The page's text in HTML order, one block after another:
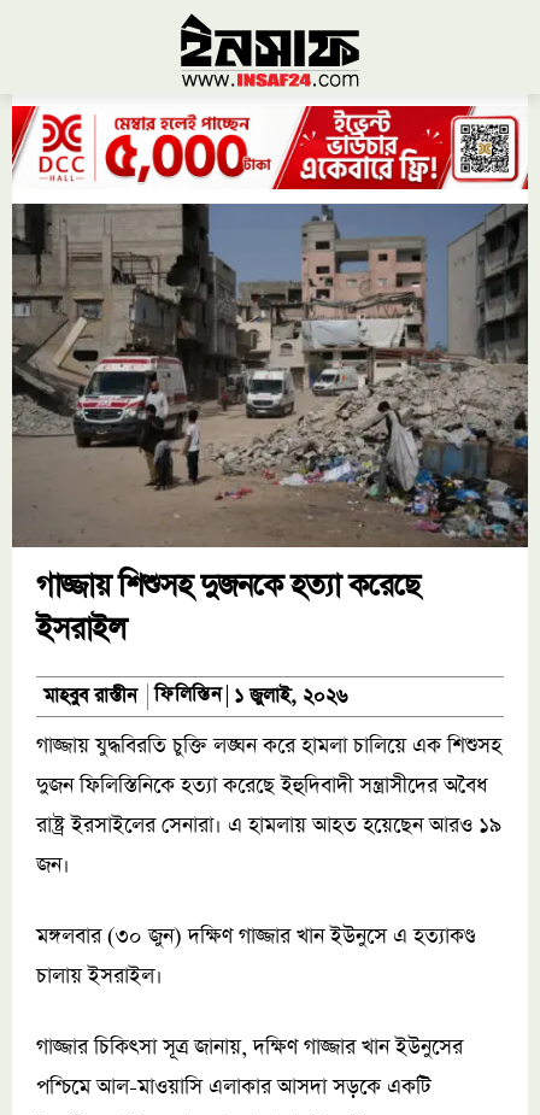
গাজ্জায় শিশুসহ দুজনকে হত্যা করেছে
ইসরাইল
মাহবুব রাস্তীন ফিলিস্তিন ১ জুলাই, ২০২৬
গাজ্জায় যুদ্ধবিরতি চুক্তি লঙ্ঘন করে হামলা চালিয়ে এক শিশুসহ
দুজন ফিলিস্তিনিকে হত্যা করেছে ইহুদিবাদী সন্ত্রাসীদের অবৈধ
রাষ্ট্র ইরসাইলের সেনারা। এ হামলায় আহত হয়েছেন আরও ১৯
জন।
মঙ্গলবার (৩০ জুন) দক্ষিণ গাজ্জার খান ইউনুসে এ হত্যাকণ্ড
চালায় ইসরাইল।
গাজ্জার চিকিৎসা সূত্র জানায়, দক্ষিণ গাজ্জার খান ইউনুসের
পশ্চিমে আল-মাওয়াসি এলাকার আসদা সড়কে একটি